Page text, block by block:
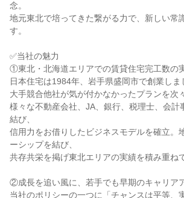
念。
地元東北で培ってきた繋がる力で、新しい常
す。
✅当社の魅力
①東北・北海道エリアでの賃貸住宅完工数の
日本住宅は1984年、岩手県盛岡市で創業しま
大手競合他社が気が付かなかったプランを次
様々な不動産会社、JA、銀行、税理士、会計
結び、
信用力をお借りしたビジネスモデルを確立。
ーシップを結び、
共存共栄を掲げ東北エリアの実績を積み重ね
②成長を追い風に、若手でも早期のキャリア
当社のポリシーの一つに「チャンスは平等、